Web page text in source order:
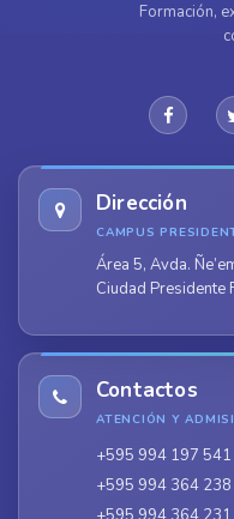
Formación,
Dirección
CAMPUS
Área 5, Avda.
Ciudad Presidente
Contactos
ATENCIÓN Y
+595 994 197 541
+595 994 364 238